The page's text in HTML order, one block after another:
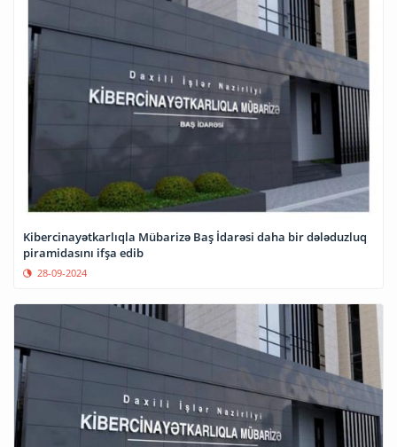
Kibercinayətkarlıqla Mübarizə Baş İdarəsi daha bir dələduzluq
piramidasını ifşa edib
28-09-2024